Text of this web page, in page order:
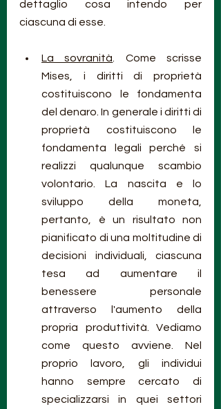
dettaglio cosa intendo per
ciascuna di esse.
La sovranità . Come scrisse
Mises, i diritti di proprietà
costituiscono le fondamenta
del denaro. In generale i diritti di
proprietà costituiscono le
fondamenta legali perché si
realizzi qualunque scambio
volontario. La nascita e lo
sviluppo della moneta,
pertanto, è un risultato non
pianificato di una moltitudine di
decisioni individuali, ciascuna
tesa ad aumentare il
benessere personale
attraverso l'aumento della
propria produttività. Vediamo
come questo avviene. Nel
proprio lavoro, gli individui
hanno sempre cercato di
specializzarsi in quei settori